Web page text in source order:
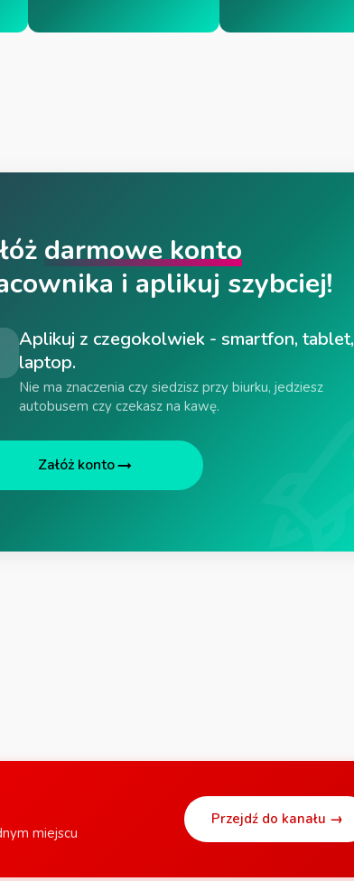
darmowe konto
i aplikuj szybciej!
Aplikuj z czegokolwiek - smartfon, tablet,
laptop.
Nie ma znaczenia czy siedzisz przy biurku, jedziesz
autobusem czy czekasz na kawę.
Załóż konto
miejscu
Przejdź do kanału →